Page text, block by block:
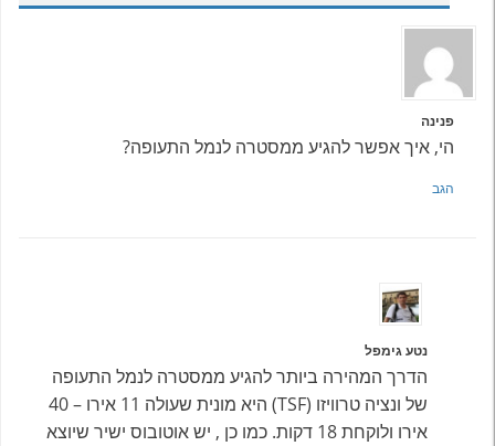
פנינה
הי, איך אפשר להגיע ממסטרה לנמל התעופה?
הגב
נטע גימפל
הדרך המהירה ביותר להגיע ממסטרה לנמל התעופה
של ונציה טרוויזו (TSF) היא מונית שעולה 11 אירו – 40
אירו ולוקחת 18 דקות. כמו כן , יש אוטובוס ישיר שיוצא